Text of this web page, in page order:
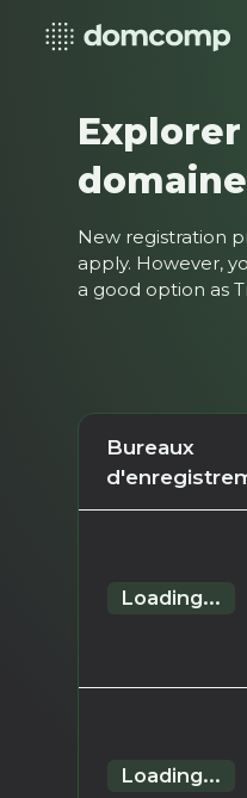
New registration
apply. However,
a good option as
Bureaux
Loading...
Loading...